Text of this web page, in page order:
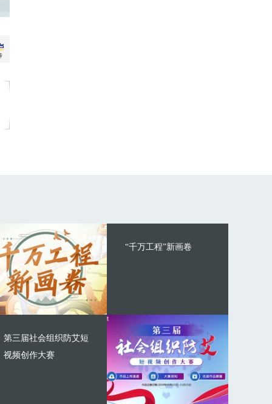
“千万工程”新画卷
第三届社会组织防艾短
视频创作大赛